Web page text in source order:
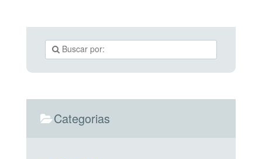
Categorias